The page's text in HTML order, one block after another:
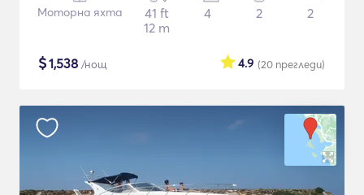
Моторна яхта
41 ft
12 m
4 2 2
$1,538 /нощ (20 прегледи)
4.9